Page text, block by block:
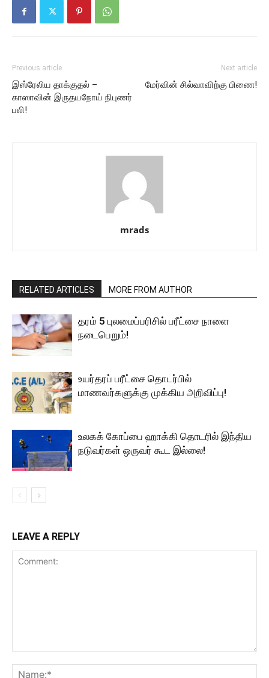
Previous article
இஸ்ரேலிய தாக்குதல் –
காஸாவின் இருதயநோய் நிபுணர்
பலி!
Next article
மேர்வின் சில்வாவிற்கு பிணை!
mrads
RELATED ARTICLES MORE FROM AUTHOR
தரம் 5 புலமைப்பரிசில் பரீட்சை நாளை
நடைபெறும்!
உயர்தரப் பரீட்சை தொடர்பில்
மாணவர்களுக்கு முக்கிய அறிவிப்பு!
உலகக் கோப்பை ஹாக்கி தொடரில் இந்திய
நடுவர்கள் ஒருவர் கூட இல்லை!
LEAVE A REPLY